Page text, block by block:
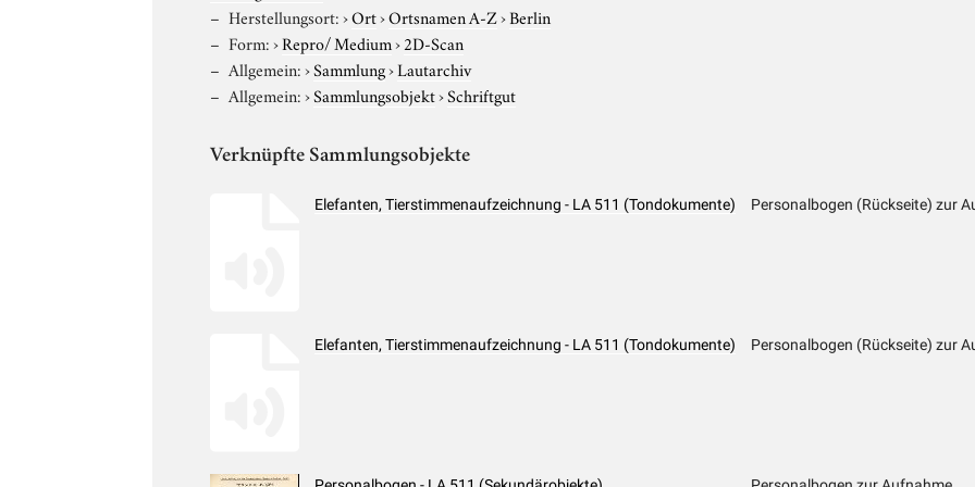
Herstellungsort:›Ort›Ortsnamen A-Z›Berlin
Form:›Repro/ Medium›2D-Scan
Allgemein:›Sammlung›Lautarchiv
Allgemein:›Sammlungsobjekt›Schriftgut
Verknüpfte Sammlungsobjekte
Elefanten, Tierstimmenaufzeichnung - LA 511 (Tondokumente) Personalbogen (Rückseite) zur
Elefanten, Tierstimmenaufzeichnung - LA 511 (Tondokumente) Personalbogen (Rückseite) zur